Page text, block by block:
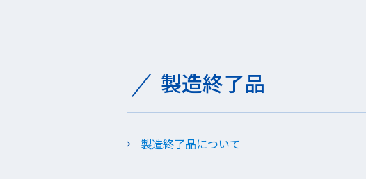
製造終了品
製造終了品について